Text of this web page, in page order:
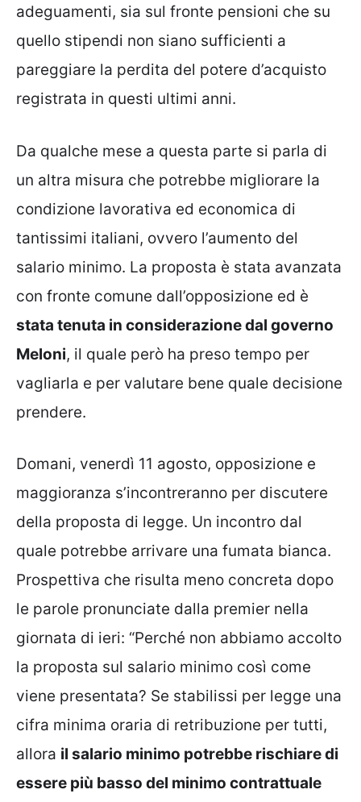
adeguamenti, sia sul fronte pensioni che su
quello stipendi non siano sufficienti a
pareggiare la perdita del potere d’acquisto
registrata in questi ultimi anni.
Da qualche mese a questa parte si parla di
un altra misura che potrebbe migliorare la
condizione lavorativa ed economica di
tantissimi italiani, ovvero l’aumento del
salario minimo. La proposta è stata avanzata
con fronte comune dall’opposizione ed è
stata tenuta in considerazione dal governo
Meloni, il quale però ha preso tempo per
vagliarla e per valutare bene quale decisione
prendere.
Domani, venerdì 11 agosto, opposizione e
maggioranza s’incontreranno per discutere
della proposta di legge. Un incontro dal
quale potrebbe arrivare una fumata bianca.
Prospettiva che risulta meno concreta dopo
le parole pronunciate dalla premier nella
giornata di ieri: “Perché non abbiamo accolto
la proposta sul salario minimo così come
viene presentata? Se stabilissi per legge una
cifra minima oraria di retribuzione per tutti,
allora il salario minimo potrebbe rischiare di
essere più basso del minimo contrattuale